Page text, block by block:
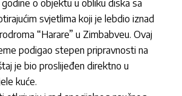
o objektu u obliku diska sa
svjetlima koji je lebdio iznad
“Harare” u Zimbabveu. Ovaj
podigao stepen pripravnosti na
je bio proslijeđen direktno u
kuće.